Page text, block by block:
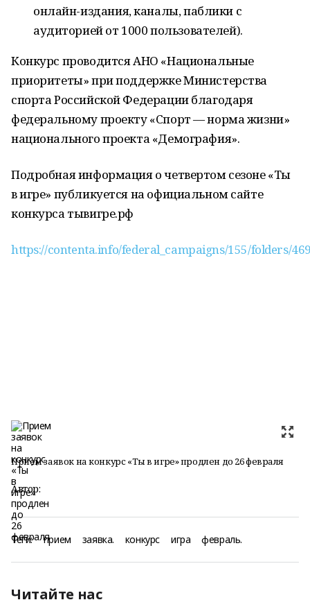
онлайн-издания, каналы, паблики с
аудиторией от 1000 пользователей).
Конкурс проводится АНО «Национальные
приоритеты» при поддержке Министерства
спорта Российской Федерации благодаря
федеральному проекту «Спорт — норма жизни»
национального проекта «Демография».
Подробная информация о четвертом сезоне «Ты
в игре» публикуется на официальном сайте
конкурса тывигре.рф
https://contenta.info/federal_campaigns/155/folders/
Прием заявок на конкурс «Ты в игре» продлен до 26 февраля
Автор:
Теги: прием заявка. конкурс игра февраль.
Читайте нас